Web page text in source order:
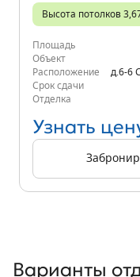
Высота потолков
Площадь
Объект
Расположение
д.6-6
Срок сдачи
Отделка
Узнать
Варианты